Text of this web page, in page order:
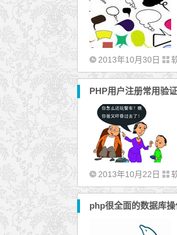
2013年10月30日
PHP用户注册常用验
2013年10月22日
php很全面的数据库操